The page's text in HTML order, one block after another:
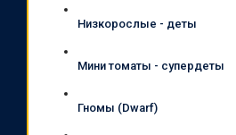
Низкорослые - деты
Мини томаты - супердеты
Гномы (Dwarf)